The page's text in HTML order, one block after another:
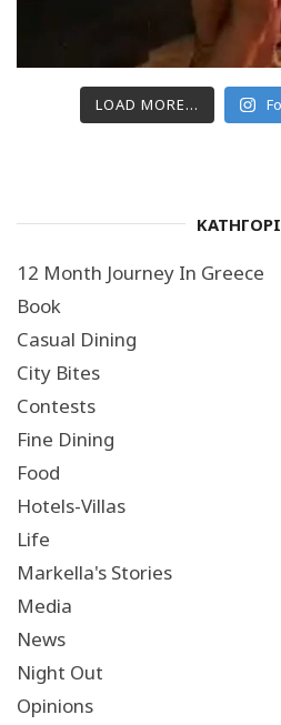
LOAD MORE...
12 Month Journey In Greece
Book
Casual Dining
City Bites
Contests
Fine Dining
Food
Hotels-Villas
Life
Markella's Stories
Media
News
Night Out
Opinions